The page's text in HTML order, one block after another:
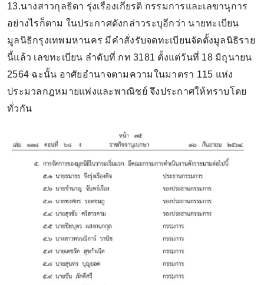
13.นางสาวกุลธิดา รุ่งเรืองเกียรติ กรรมการและเลขานุการ
อย่างไรก็ตาม ในประกาศดังกล่าวระบุอีกว่า นายทะเบียน
มูลนิธิกรุงเทพมหานคร มีคําสั่งรับจดทะเบียนจัดตั้งมูลนิธิราย
นี้แล้ว เลขทะเบียน ลําดับที่ กท 3181 ตั้งแต่วันที่ 18 มิถุนายน
2564 ฉะนั้น อาศัยอํานาจตามความในมาตรา 115 แห่ง
ประมวลกฎหมายแพ่งและพาณิชย์ จึงประกาศให้ทราบโดย
ทั่วกัน